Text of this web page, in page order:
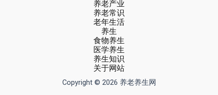
养老产业
养老常识
老年生活
养生
食物养生
医学养生
养生知识
关于网站
Copyright © 2026 养老养生网